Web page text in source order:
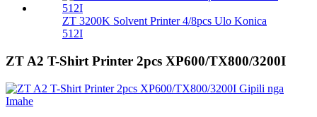
ZT 3200K Solvent Printer 4/8pcs Ulo Konica
512I
ZT A2 T-Shirt Printer 2pcs XP600/TX800/3200I